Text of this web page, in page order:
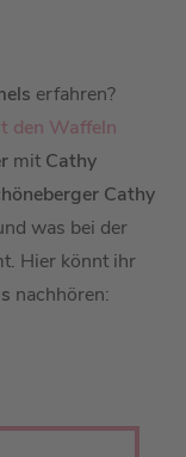
erfahren?
den Waffeln
mit Cathy
Cathy
was bei der
Hier könnt ihr
nachhören: